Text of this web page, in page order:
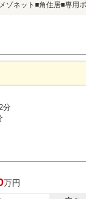
メゾネット■角住居■専用
分
万円